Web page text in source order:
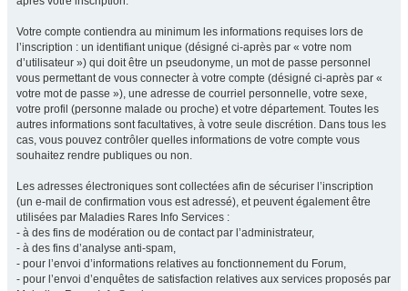
Votre compte contiendra au minimum les informations requises lors de
l’inscription : un identifiant unique (désigné ci-après par « votre nom
d’utilisateur ») qui doit être un pseudonyme, un mot de passe personnel
vous permettant de vous connecter à votre compte (désigné ci-après par «
votre mot de passe »), une adresse de courriel personnelle, votre sexe,
votre profil (personne malade ou proche) et votre département. Toutes les
autres informations sont facultatives, à votre seule discrétion. Dans tous les
cas, vous pouvez contrôler quelles informations de votre compte vous
souhaitez rendre publiques ou non.
Les adresses électroniques sont collectées afin de sécuriser l’inscription
(un e-mail de confirmation vous est adressé), et peuvent également être
utilisées par Maladies Rares Info Services :
- à des fins de modération ou de contact par l’administrateur,
- à des fins d’analyse anti-spam,
- pour l’envoi d’informations relatives au fonctionnement du Forum,
- pour l’envoi d’enquêtes de satisfaction relatives aux services proposés par